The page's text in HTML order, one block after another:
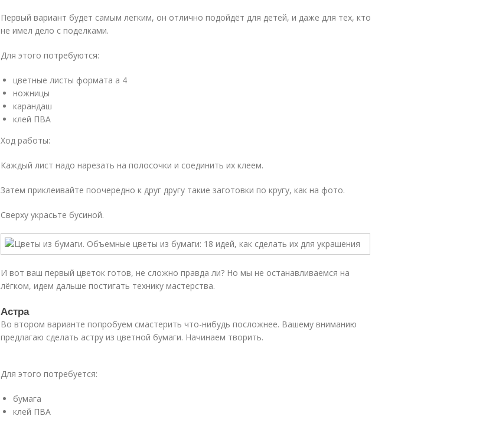
Первый вариант будет самым легким, он отлично подойдёт для детей, и даже для тех, кто
не имел дело с поделками.
Для этого потребуются:
цветные листы формата а 4
ножницы
карандаш
клей ПВА
Ход работы:
Каждый лист надо нарезать на полосочки и соединить их клеем.
Затем приклеивайте поочередно к друг другу такие заготовки по кругу, как на фото.
Сверху украсьте бусиной.
И вот ваш первый цветок готов, не сложно правда ли? Но мы не останавливаемся на
лёгком, идем дальше постигать технику мастерства.
Астра
Во втором варианте попробуем смастерить что-нибудь посложнее. Вашему вниманию
предлагаю сделать астру из цветной бумаги. Начинаем творить.
Для этого потребуется:
бумага
клей ПВА